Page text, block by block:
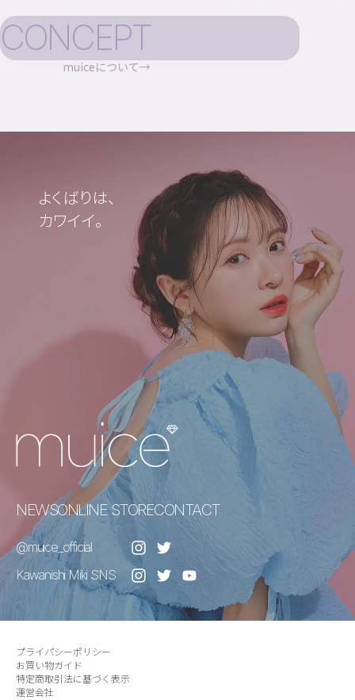
CONCEPT
muiceについて
よくばりは、
カワイイ。
NEWSONLINE STORECONTACT
@muice_official
Kawanishi Miki SNS
プライパシーポリシー
お買い物ガイド
特定商取引法に基づく表示
運営会社